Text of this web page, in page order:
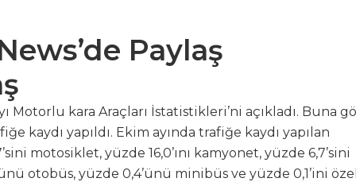
Paylaş
Motorlu kara Araçları İstatistikleri’ni açıkladı. Buna
kaydı yapıldı. Ekim ayında trafiğe kaydı yapılan
motosiklet, yüzde 16,0’ını kamyonet, yüzde 6,7’sini
otobüs, yüzde 0,4’ünü minibüs ve yüzde 0,1’ini